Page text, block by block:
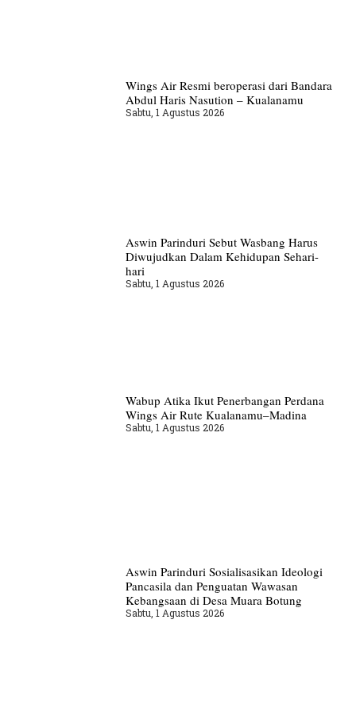
Wings Air Resmi beroperasi dari Bandara
Abdul Haris Nasution – Kualanamu
Sabtu, 1 Agustus 2026
Aswin Parinduri Sebut Wasbang Harus
Diwujudkan Dalam Kehidupan Sehari-
hari
Sabtu, 1 Agustus 2026
Wabup Atika Ikut Penerbangan Perdana
Wings Air Rute Kualanamu–Madina
Sabtu, 1 Agustus 2026
Aswin Parinduri Sosialisasikan Ideologi
Pancasila dan Penguatan Wawasan
Kebangsaan di Desa Muara Botung
Sabtu, 1 Agustus 2026